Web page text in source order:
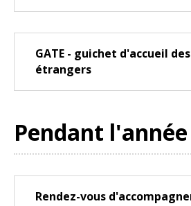
GATE - guichet d'accueil
étrangers
Pendant l'année
Rendez-vous